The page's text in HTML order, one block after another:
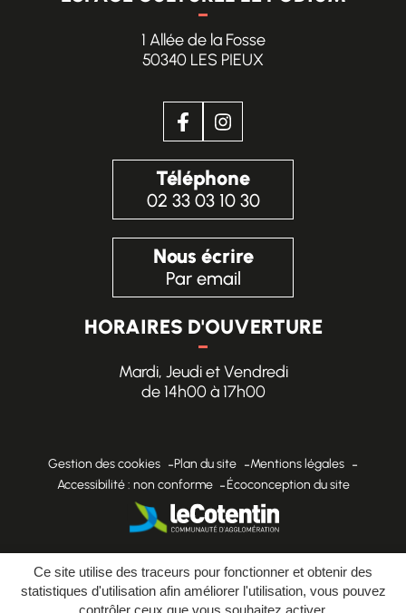
Ce site utilise des traceurs pour fonctionner et obtenir des
statistiques d'utilisation afin améliorer l'utilisation, vous pouvez
contrôler ceux que vous souhaitez activer.
1 Allée de la Fosse
50340 LES PIEUX
Facebook
(ouverture dans un nouvel
Instagram
(ouverture dans un
Téléphone
02 33 03 10 30
Nous écrire
Par email
HORAIRES D'OUVERTURE
Mardi, Jeudi et Vendredi
de 14h00 à 17h00
Gestion des cookies Plan du site
Mentions légales
Accessibilité : non conforme
Écoconception du site
Site réalisé parInovagora (ouverture dans un